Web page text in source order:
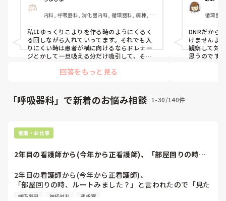
内科, 呼吸器科, 消化器内科, 循環器科, 病棟, 離
私はゆっくりこよりを作る時のようにくるく
る回しながら入れていってます。それでも入
りにくい時は患者が横に向けるならドレナー
ジとかして一旦吸える分だけ吸引して、その
回答をもっと見る
護師が「いや
めてよこんな
って来て言わ
確かに口腔ケ
ったのは事実
それと、夜勤
循環器
DNRだから
けませんよ
観察して対
思うのです
「呼吸器科」で新着のお悩み相談 1-30/140件
看護・お仕事
2年目の看護師から(今年から正看護師)、「部屋回りの時、
2年目の看護師から(今年から正看護師)、
「部屋回りの時、ルートみました？」と言われたので「見た
よ。漏れてなかったよ。」と答えると
呼吸器科 神経外科 透析室